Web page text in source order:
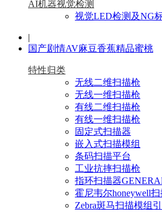
AI机器视觉检测
视觉LED检测及NG
|
国产剧情AV麻豆香蕉精品蜜桃
特性归类
无线二维扫描枪
无线一维扫描枪
有线二维扫描枪
有线一维扫描枪
固定式扫描器
嵌入式扫描模组
条码扫描平台
工业抗摔扫描枪
指环扫描器
霍尼韦尔honeywell
Zebra斑马扫描模组